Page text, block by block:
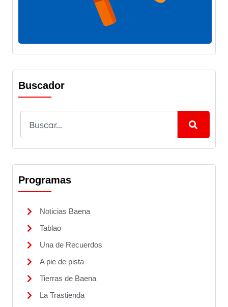
Buscador
Programas
Noticias Baena
Tablao
Una de Recuerdos
A pie de pista
Tierras de Baena
La Trastienda